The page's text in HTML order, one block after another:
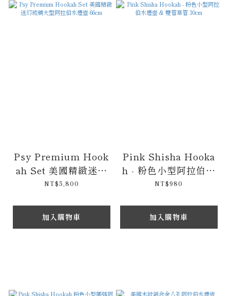
Psy Premium Hook
ah Set 美國精緻迷幻
琉璃大型阿拉伯水煙壺
NT$5,800
加入購物車
Pink Shisha Hooka
h - 粉色小型阿拉伯水
煙壺 & 雙管單管 30c
NT$980
加入購物車